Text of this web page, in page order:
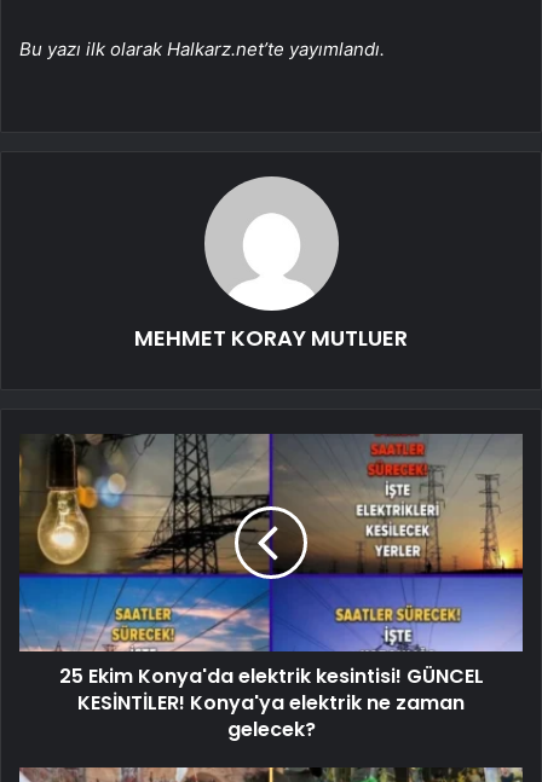
Bu yazı ilk olarak Halkarz.net’te yayımlandı.
MEHMET KORAY MUTLUER
25 Ekim Konya'da elektrik kesintisi! GÜNCEL
KESİNTİLER! Konya'ya elektrik ne zaman
gelecek?